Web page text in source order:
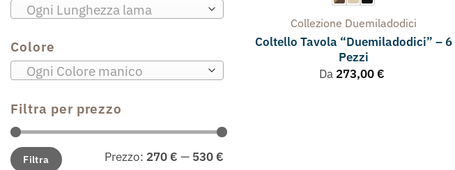
Ogni Lunghezza lama
Colore
Ogni Colore manico
Filtra per prezzo
Prezzo
Min
Prezzo
MaxFiltra Prezzo: 270 € — 530 €
Collezione Duemiladodici
Coltello Tavola “Duemiladodici” – 6
Pezzi
Da 273,00 €